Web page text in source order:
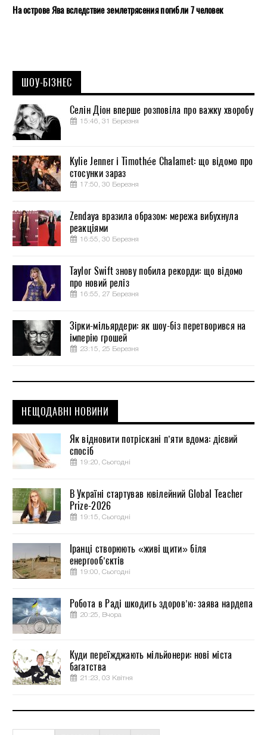
На острове Ява вследствие землетрясения погибли 7 человек
ШОУ-БІЗНЕС
Селін Діон вперше розповіла про важку хворобу
15:46, 31 Березня
Kylie Jenner і Timothée Chalamet: що відомо про
стосунки зараз
17:50, 30 Березня
Zendaya вразила образом: мережа вибухнула
реакціями
16:55, 30 Березня
Taylor Swift знову побила рекорди: що відомо
про новий реліз
16:55, 27 Березня
Зірки-мільярдери: як шоу-біз перетворився на
імперію грошей
23:15, 25 Березня
НЕЩОДАВНІ НОВИНИ
Як відновити потріскані п’яти вдома: дієвий
спосіб
19:20, Сьогодні
В Україні стартував ювілейний Global Teacher
Prize-2026
19:15, Сьогодні
Іранці створюють «живі щити» біля
енергооб’єктів
19:00, Сьогодні
Робота в Раді шкодить здоров’ю: заява нардепа
20:25, Вчора
Куди переїжджають мільйонери: нові міста
багатства
21:23, 03 Квітня